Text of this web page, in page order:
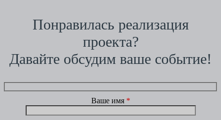
Понравилась реализация
проекта?
Давайте обсудим ваше событие!
Ваше имя *